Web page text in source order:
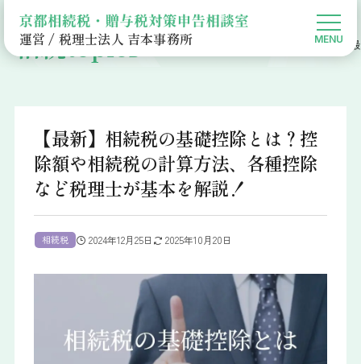
運営 / 税理士法人 吉本事務所
相続topics
京都相続税・贈与税対策申告相談室HOME 相続税 【
【最新】相続税の基礎控除とは？控
除額や相続税の計算方法、各種控除
など税理士が基本を解説！
相続税 2024年12月25日 2025年10月20日